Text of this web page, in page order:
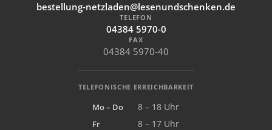
bestellung-netzladen@lesenundschenken.de
TELEFON
04384 5970-0
FAX
04384 5970-40
TELEFONISCHE ERREICHBARKEIT
Mo – Do
8 – 18 Uhr
Fr
8 – 17 Uhr